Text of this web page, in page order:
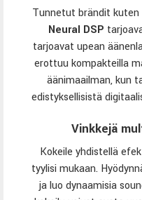
Tunnetut brändit kuten
Neural DSP
tarjoavat upean
erottuu kompakteilla
äänimaailman, kun
edistyksellisistä
Vinkkejä
Kokeile yhdistellä
tyylisi mukaan.
ja luo dynaamisia